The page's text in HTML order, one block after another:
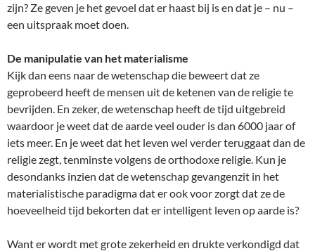
zijn? Ze geven je het gevoel dat er haast bij is en dat je – nu –
een uitspraak moet doen.
De manipulatie van het materialisme
Kijk dan eens naar de wetenschap die beweert dat ze
geprobeerd heeft de mensen uit de ketenen van de religie te
bevrijden. En zeker, de wetenschap heeft de tijd uitgebreid
waardoor je weet dat de aarde veel ouder is dan 6000 jaar of
iets meer. En je weet dat het leven wel verder teruggaat dan de
religie zegt, tenminste volgens de orthodoxe religie. Kun je
desondanks inzien dat de wetenschap gevangenzit in het
materialistische paradigma dat er ook voor zorgt dat ze de
hoeveelheid tijd bekorten dat er intelligent leven op aarde is?
Want er wordt met grote zekerheid en drukte verkondigd dat